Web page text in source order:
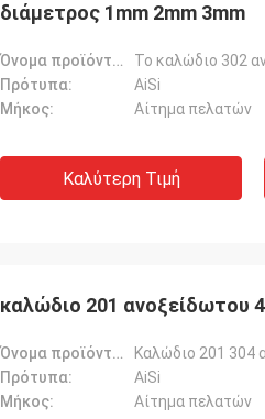
διάμετρος 1mm 2mm 3mm
Όνομα προϊόντων:
Πρότυπα:
AiSi
Μήκος:
Αίτημα πελατών
Καλύτερη Τιμή
καλώδιο 201 ανοξείδωτου
Όνομα προϊόντων:
Πρότυπα:
AiSi
Μήκος:
Αίτημα πελατών